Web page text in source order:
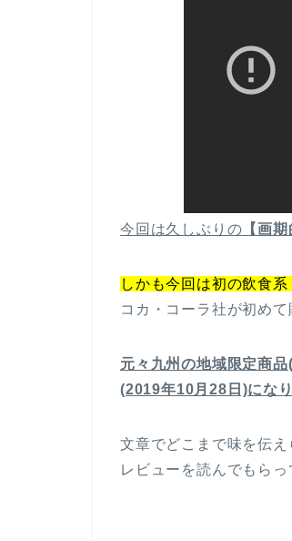
今回は久しぶりの 【画
しかも今回は初の飲食系
コカ・コーラ社が初め
元々九州の地域限定商
(2019年10月28日)にな
文章でどこまで味を伝
レビューを読んでもら